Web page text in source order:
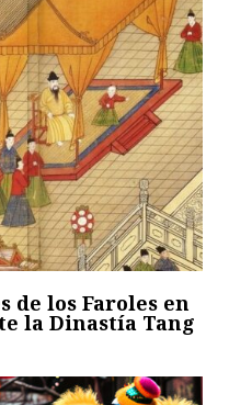
de los Faroles en
la Dinastía Tang